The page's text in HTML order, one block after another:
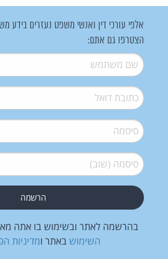
אלפי עורכי דין ואנשי משפט נעזרים בידע
הצטרפו גם אתם:
שם משתמש*
דואל*
סיסמה*
סיסמה (שוב)*
בהרשמה לאתר ובשימוש בו אתה
השימוש באתר ומדיניות